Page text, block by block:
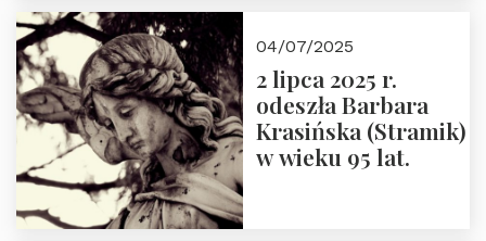
Nowego
Ćwierćwiecza”
04/07/2025
2 lipca 2025 r.
odeszła Barbara
Krasińska (Stramik)
w wieku 95 lat.